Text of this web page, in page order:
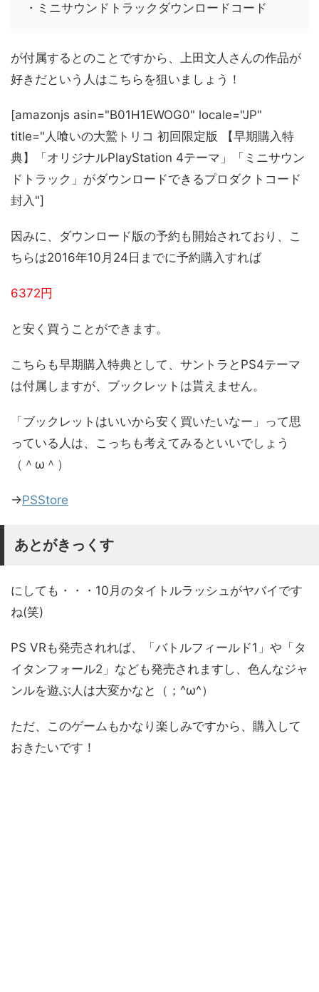
・ミニサウンドトラックダウンロードコード
が付属するとのことですから、上田文人さんの作品が
好きだという人はこちらを狙いましょう！
[amazonjs asin="B01H1EWOG0" locale="JP"
title="人喰いの大鷲トリコ 初回限定版 【早期購入特
典】「オリジナルPlayStation 4テーマ」「ミニサウン
ドトラック」がダウンロードできるプロダクトコード
封入"]
因みに、ダウンロード版の予約も開始されており、こ
ちらは2016年10月24日までに予約購入すれば
6372円
と安く買うことができます。
こちらも早期購入特典として、サントラとPS4テーマ
は付属しますが、ブックレットは貰えません。
「ブックレットはいいから安く買いたいなー」って思
っている人は、こっちも考えてみるといいでしょう
（＾ω＾）
→PSStore
あとがきっくす
にしても・・・10月のタイトルラッシュがヤバイです
ね(笑)
PS VRも発売されれば、「バトルフィールド1」や「タ
イタンフォール2」なども発売されますし、色んなジャ
ンルを遊ぶ人は大変かなと（；^ω^）
ただ、このゲームもかなり楽しみですから、購入して
おきたいです！